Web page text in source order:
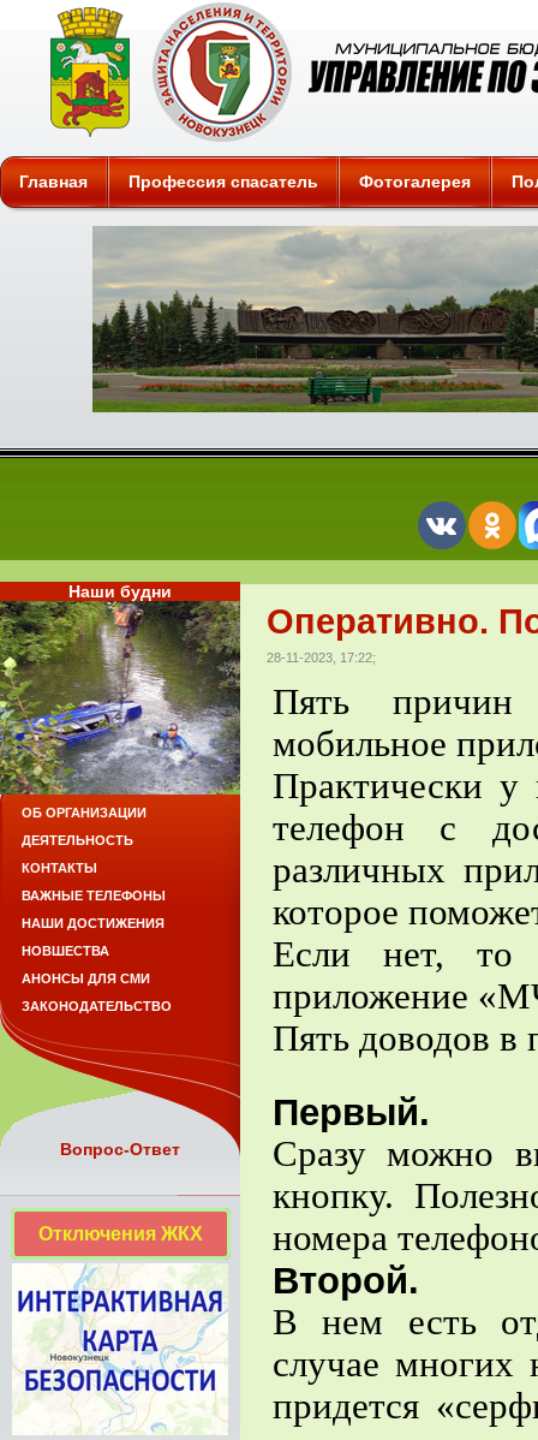
Защита
Главная Профессия спасатель Фотогалерея
Оперативно.
28-11-2023, 17:22;
Пять причин
мобильное
Практически у
телефон с
различных
которое
Если нет, то
приложение
Пять доводов в
Первый.
Сразу можно
кнопку.
номера
Второй.
В нем есть
случае многих
придется
Наши будни
ОБ ОРГАНИЗАЦИИ
ДЕЯТЕЛЬНОСТЬ
КОНТАКТЫ
ВАЖНЫЕ ТЕЛЕФОНЫ
НАШИ ДОСТИЖЕНИЯ
НОВШЕСТВА
АНОНСЫ ДЛЯ СМИ
ЗАКОНОДАТЕЛЬСТВО
Вопрос-Ответ
Отключения ЖКХ